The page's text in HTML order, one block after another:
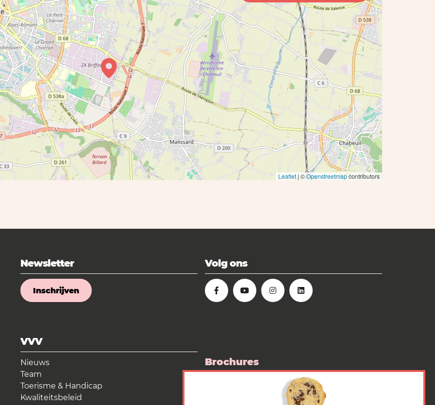
Leaflet| ©Openstreetmapcontributors
Newsletter
Inschrijven
Volg ons
VVV
Nieuws
Team
Toerisme & Handicap
Kwaliteitsbeleid
Brochures